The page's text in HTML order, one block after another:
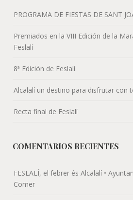
PROGRAMA DE FIESTAS DE SANT
Premiados en la VIII Edición de la
Feslalí
8ª Edición de Feslalí
Alcalalí un destino para disfrutar con
Recta final de Feslalí
COMENTARIOS RECIENTES
FESLALÍ, el febrer és Alcalalí •
Comer